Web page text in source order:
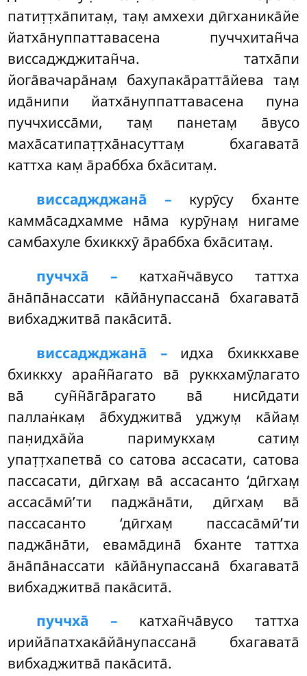
патит̣т̣ха̄питам̣, там̣ амхехи дӣгханика̄йе
йатха̄нуппаттавасена пуччхитан̃ча
виссаджджитан̃ча. татха̄пи
йога̄вачара̄нам̣ бахупака̄ратта̄йева там̣
ида̄нипи йатха̄нуппаттавасена пуна
пуччхисса̄ми, там̣ панетам̣ а̄вусо
маха̄сатипат̣т̣ха̄насуттам̣ бхагавата̄
каттха кам̣ а̄раббха бха̄ситам̣.
виссаджджана̄ –курӯсу бханте
камма̄садхамме на̄ма курӯнам̣ нигаме
самбахуле бхиккхӯ а̄раббха бха̄ситам̣.
пуччха̄ –катхан̃ча̄вусо таттха
а̄на̄па̄нассати ка̄йа̄нупассана̄ бхагавата̄
вибхаджитва̄ пака̄сита̄.
виссаджджана̄ –идха бхиккхаве
бхиккху аран̃н̃агато ва̄ руккхамӯлагато
ва̄ сун̃н̃а̄га̄рагато ва̄ нисӣдати
паллан̇кам̣ а̄бхуджитва̄ уджум̣ ка̄йам̣
пан̣идха̄йа паримукхам̣ сатим̣
упат̣т̣хапетва̄ со сатова ассасати, сатова
пассасати, дӣгхам̣ ва̄ ассасанто ‘дӣгхам̣
ассаса̄мӣ’ти паджа̄на̄ти, дӣгхам̣ ва̄
пассасанто ‘дӣгхам̣ пассаса̄мӣ’ти
паджа̄на̄ти, евама̄дина̄ бханте таттха
а̄на̄па̄нассати ка̄йа̄нупассана̄ бхагавата̄
вибхаджитва̄ пака̄сита̄.
пуччха̄ –катхан̃ча̄вусо таттха
ирийа̄патхака̄йа̄нупассана̄ бхагавата̄
вибхаджитва̄ пака̄сита̄.